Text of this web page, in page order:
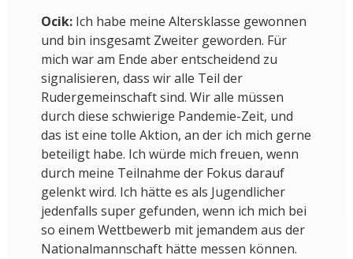
Ocik:Ich habe meine Altersklasse gewonnen
und bin insgesamt Zweiter geworden. Für
mich war am Ende aber entscheidend zu
signalisieren, dass wir alle Teil der
Rudergemeinschaft sind. Wir alle müssen
durch diese schwierige Pandemie-Zeit, und
das ist eine tolle Aktion, an der ich mich gerne
beteiligt habe. Ich würde mich freuen, wenn
durch meine Teilnahme der Fokus darauf
gelenkt wird. Ich hätte es als Jugendlicher
jedenfalls super gefunden, wenn ich mich bei
so einem Wettbewerb mit jemandem aus der
Nationalmannschaft hätte messen können.